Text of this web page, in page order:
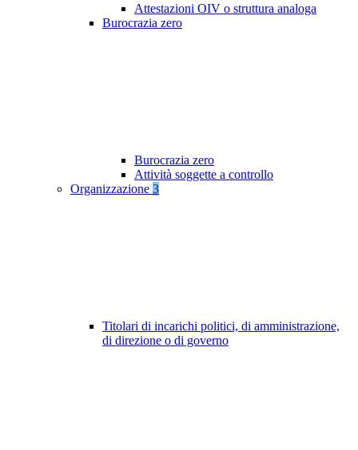
Attestazioni OIV o struttura analoga
Burocrazia zero
Burocrazia zero
Attività soggette a controllo
Organizzazione 3
Titolari di incarichi politici, di amministrazione,
di direzione o di governo